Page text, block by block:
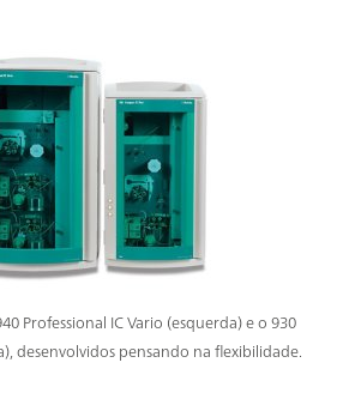
Professional IC Vario (esquerda) e o 930
desenvolvidos pensando na flexibilidade.